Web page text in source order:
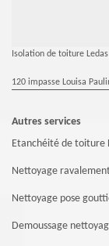
Isolation de toiture
120 impasse Louisa
Autres services
Etanchéité de toiture
Nettoyage
Nettoyage pose
Demoussage